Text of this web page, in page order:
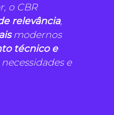
o CBR
relevância,
modernos
técnico e
e